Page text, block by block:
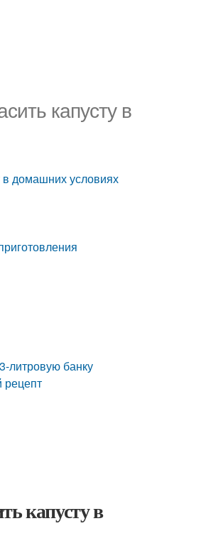
капусту в
в домашних условиях
литровую банку
рецепт
капусту в